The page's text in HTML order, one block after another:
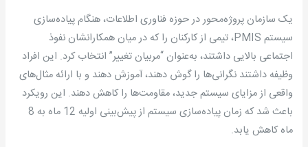
یک سازمان پروژه‌محور در حوزه فناوری اطلاعات، هنگام پیاده‌سازی
سیستم PMIS، تیمی از کارکنان را که در میان همکارانشان نفوذ
اجتماعی بالایی داشتند، به‌عنوان “مربیان تغییر” انتخاب کرد. این افراد
وظیفه داشتند نگرانی‌ها را گوش دهند، آموزش دهند و با ارائه مثال‌های
واقعی از مزایای سیستم جدید، مقاومت‌ها را کاهش دهند. این رویکرد
باعث شد که زمان پیاده‌سازی سیستم از پیش‌بینی اولیه 12 ماه به 8
ماه کاهش یابد.